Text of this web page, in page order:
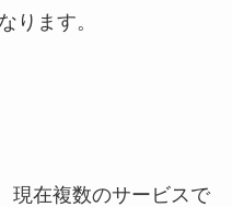
ります。
現在複数のサービスで